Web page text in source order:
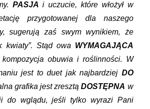
PASJAi uczucie, które włożył w
przygotowanej dla naszego
sugerują zaś swym wynikiem, że
kwiaty”. Stąd owa WYMAGAJĄCA
kompozycja obuwia i roślinności. W
jest to duet jak najbardziej DO
grafika jest zresztąDOSTĘPNA w
do wglądu, jeśli tylko wyrazi Pani